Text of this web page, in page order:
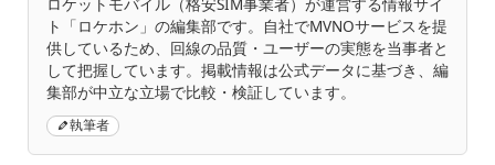
ト「ロケホン」の編集部です。自社でMVNOサービスを提
供しているため、回線の品質・ユーザーの実態を当事者と
して把握しています。掲載情報は公式データに基づき、編
集部が中立な立場で比較・検証しています。
執筆者